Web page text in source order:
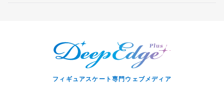
フィギュアスケート専門ウェブメディア